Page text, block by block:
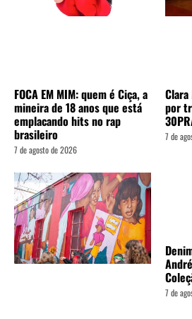
FOCA EM MIM: quem é Ciça, a
mineira de 18 anos que está
emplacando hits no rap
brasileiro
7 de agosto de 2026
por
7 de
7 de